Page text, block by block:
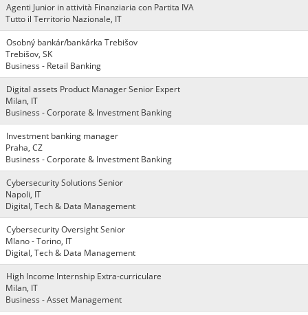
Agenti Junior in attività Finanziaria con Partita IVA
Tutto il Territorio Nazionale, IT
Osobný bankár/bankárka Trebišov
Trebišov, SK
Business - Retail Banking
Digital assets Product Manager Senior Expert
Milan, IT
Business - Corporate & Investment Banking
Investment banking manager
Praha, CZ
Business - Corporate & Investment Banking
Cybersecurity Solutions Senior
Napoli, IT
Digital, Tech & Data Management
Cybersecurity Oversight Senior
Mlano - Torino, IT
Digital, Tech & Data Management
High Income Internship Extra-curriculare
Milan, IT
Business - Asset Management